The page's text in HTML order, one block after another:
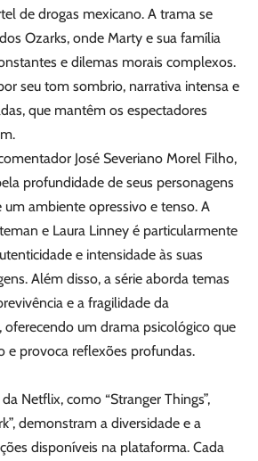
de drogas mexicano. A trama se
Ozarks, onde Marty e sua família
e dilemas morais complexos.
seu tom sombrio, narrativa intensa e
que mantêm os espectadores
José Severiano Morel Filho,
profundidade de seus personagens
um ambiente opressivo e tenso. A
e Laura Linney é particularmente
e intensidade às suas
Além disso, a série aborda temas
e a fragilidade da
um drama psicológico que
e provoca reflexões profundas.
Netflix, como “Stranger Things”,
demonstram a diversidade e a
disponíveis na plataforma. Cada